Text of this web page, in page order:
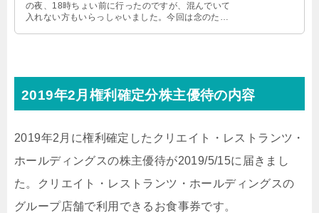
の夜、18時ちょい前に行ったのですが、混んでいて
入れない方もいらっしゃいました。今回は念のた
2019年2月権利確定分株主優待の内容
2019年2月に権利確定したクリエイト・レストランツ・
ホールディングスの株主優待が2019/5/15に届きまし
た。クリエイト・レストランツ・ホールディングスの
グループ店舗で利用できるお食事券です。